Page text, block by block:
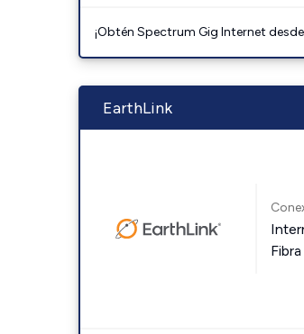
¡Obtén Spectrum Gig Internet
EarthLink
Fibra